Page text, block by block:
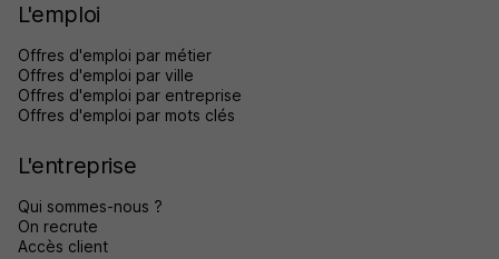
L'emploi
Offres d'emploi par métier
Offres d'emploi par ville
Offres d'emploi par entreprise
Offres d'emploi par mots clés
L'entreprise
Qui sommes-nous ?
On recrute
Accès client